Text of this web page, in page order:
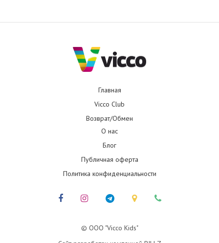
Главная
Vicco Club
Возврат/Обмен
О нас
Блог
Публичная оферта
Политика конфиденциальности
© ООО "Vicco Kids"